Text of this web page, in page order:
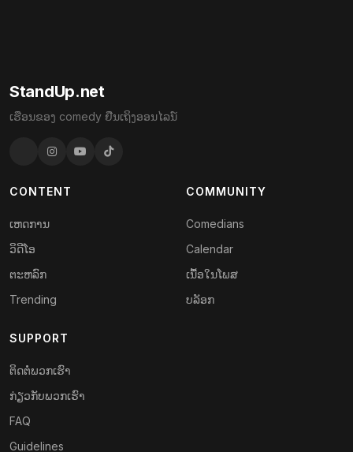
StandUp.net
ເຮືອນຂອງ comedy ຢືນເຖິງອອນໄລນ໌
CONTENT
ເຫດການ
ວິດີໂອ
ຕະຫລົກ
Trending
COMMUNITY
Comedians
Calendar
ເນື້ອໃນໂພສ
ບລັອກ
SUPPORT
ຕິດ​ຕໍ່​ພວກ​ເຮົາ
ກ່ຽວ​ກັບ​ພວກ​ເຮົາ
FAQ
Guidelines